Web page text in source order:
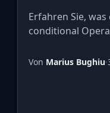
Erfahren Sie,
conditional
Von Marius Bughiu·